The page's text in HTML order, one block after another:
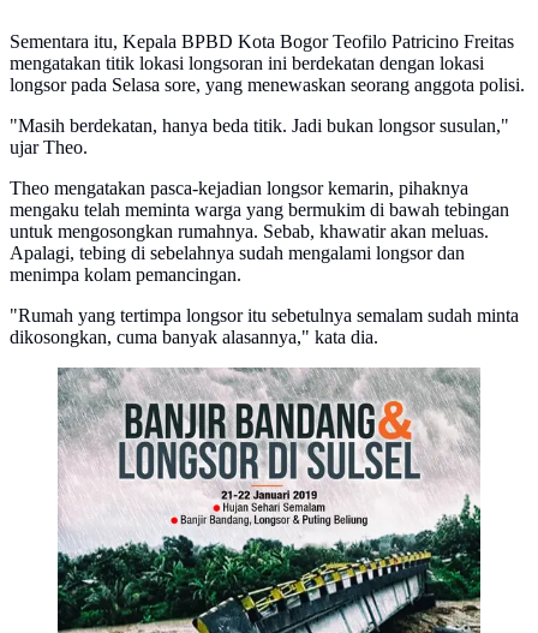
Sementara itu, Kepala BPBD Kota Bogor Teofilo Patricino Freitas
mengatakan titik lokasi longsoran ini berdekatan dengan lokasi
longsor pada Selasa sore, yang menewaskan seorang anggota polisi.
"Masih berdekatan, hanya beda titik. Jadi bukan longsor susulan,"
ujar Theo.
Theo mengatakan pasca-kejadian longsor kemarin, pihaknya
mengaku telah meminta warga yang bermukim di bawah tebingan
untuk mengosongkan rumahnya. Sebab, khawatir akan meluas.
Apalagi, tebing di sebelahnya sudah mengalami longsor dan
menimpa kolam pemancingan.
"Rumah yang tertimpa longsor itu sebetulnya semalam sudah minta
dikosongkan, cuma banyak alasannya," kata dia.